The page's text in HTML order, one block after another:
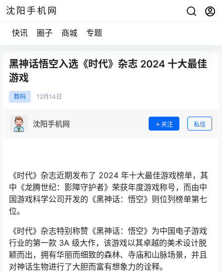
沈阳手机网
快讯 圈子 商城 专题
黑神话悟空入选《时代》杂志 2024 十大最佳
游戏
数码 12月 14日
沈阳手机网 关注 私信
《时代》杂志近期发布了 2024 年十大最佳游戏榜单，其
中《龙腾世纪：影障守护者》荣获年度游戏称号，而由中
国游戏科学公司开发的《黑神话：悟空》则位列榜单第七
位。
《时代》杂志特别称赞《黑神话：悟空》为中国电子游戏
行业的第一款 3A 级大作，该游戏以其卓越的美术设计脱
颖而出，拥有华丽而细致的森林、寺庙和山脉场景，并且
对神话生物进行了大胆而富有想象力的诠释。